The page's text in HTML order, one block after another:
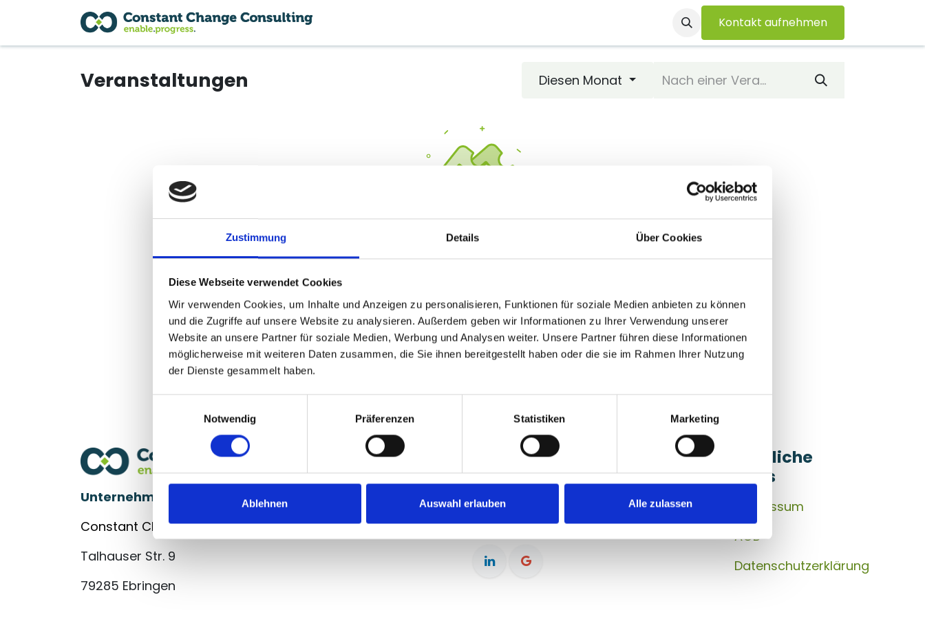
Zustimmung Details Über Cookies
Diese Webseite verwendet Cookies
Wir verwenden Cookies, um Inhalte und Anzeigen zu personalisieren, Funktionen für soziale Medien anbieten zu können
und die Zugriffe auf unsere Website zu analysieren. Außerdem geben wir Informationen zu Ihrer Verwendung unserer
Website an unsere Partner für soziale Medien, Werbung und Analysen weiter. Unsere Partner führen diese Informationen
möglicherweise mit weiteren Daten zusammen, die Sie ihnen bereitgestellt haben oder die sie im Rahmen Ihrer Nutzung
der Dienste gesammelt haben.
Notwendig
Präferenzen Statistiken Marketing
Ablehnen Auswahl erlauben Alle zulassen
Zum Inhalt springen
Über Uns Veranstaltungen
Kontakt aufnehmen
Veranstaltungen Diesen Monat
Noch keine Veranstaltungen geplant
Wir konnten zu diesem Zeitpunkt keine geplante Veranstaltung finden.
Unternehmensberatung für den Mittelstand
Constant Change Consulting GmbH
Talhauser Str. 9
79285 Ebringen
Nehmen Sie Kontakt auf
Kontaktieren Sie uns
+49 7664 929 1566
Termin aussuchen
Nützliche
Links
Impressum
AGB
Datenschutzerklärung